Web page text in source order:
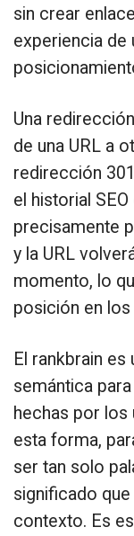
sin crear
experiencia de
Una
de una URL a
redirección
el historial
precisamente
y la URL
momento, lo
posición en
El rankbrain
semántica
hechas por los
esta forma,
ser tan solo
significado
contexto. Es